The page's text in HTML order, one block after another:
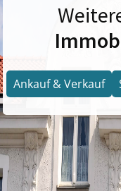
Ankauf & Verkauf